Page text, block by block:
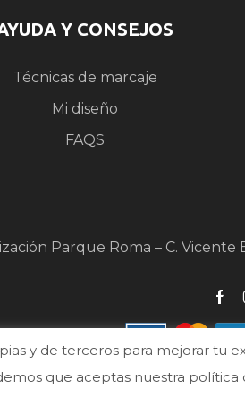
Y CONSEJOS
Técnicas de marcaje
Mi diseño
FAQS
Parque Roma – C. Vicente
2026 Ⓒ DTC Publicidad | Todos los
y de terceros para mejorar
que aceptas nuestra política